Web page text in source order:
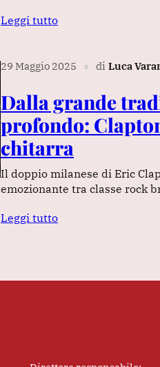
Leggi tutto
29 Maggio 2025 ∎ di Luca
Dalla grande
profondo:
chitarra
Il doppio milanese di Eric
emozionante tra classe rock
Leggi tutto